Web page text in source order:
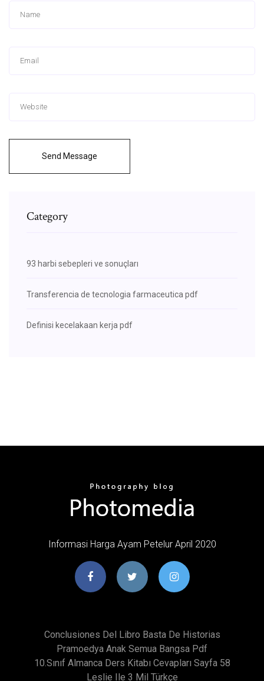
Send Message
Category
93 harbi sebepleri ve sonuçları
Transferencia de tecnologia farmaceutica pdf
Definisi kecelakaan kerja pdf
Informasi Harga Ayam Petelur April 2020
Conclusiones Del Libro Basta De Historias
Pramoedya Anak Semua Bangsa Pdf
10.sınıf Almanca Ders Kitabı Cevapları Sayfa 58
Leslie Ile 3 Mil Türkçe